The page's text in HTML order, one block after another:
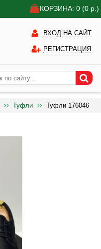
КОРЗИНА: 0 (0 р.)
ВХОД НА САЙТ
РЕГИСТРАЦИЯ
Туфли Туфли 176046